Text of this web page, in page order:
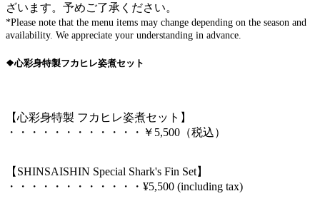
ざいます。予めご了承ください。
*Please note that the menu items may change depending on the season and
availability. We appreciate your understanding in advance.
❖心彩身特製フカヒレ姿煮セット
【心彩身特製 フカヒレ姿煮セット】
・・・・・・・・・・・・￥5,500（税込）
【SHINSAISHIN Special Shark's Fin Set】
・・・・・・・・・・・・¥5,500 (including tax)